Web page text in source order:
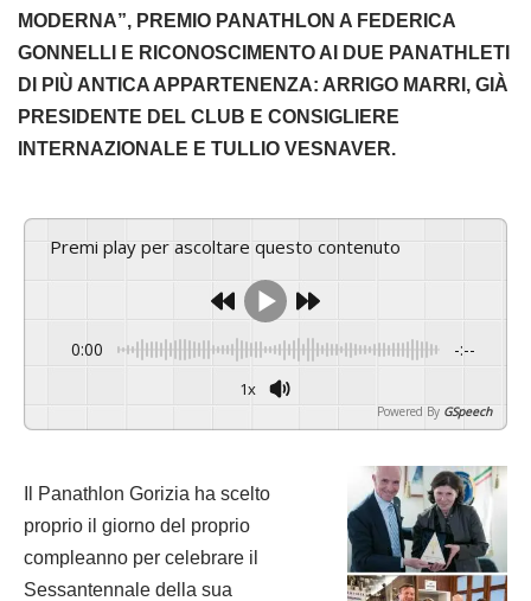
MODERNA”, PREMIO PANATHLON A FEDERICA
GONNELLI E RICONOSCIMENTO AI DUE PANATHLETI
DI PIÙ ANTICA APPARTENENZA: ARRIGO MARRI, GIÀ
PRESIDENTE DEL CLUB E CONSIGLIERE
INTERNAZIONALE E TULLIO VESNAVER.
Premi play per ascoltare questo contenuto
0:00 -:--
1x
Powered By GSpeech
Il Panathlon Gorizia ha scelto
proprio il giorno del proprio
compleanno per celebrare il
Sessantennale della sua